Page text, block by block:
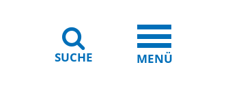
SUCHE MENÜ